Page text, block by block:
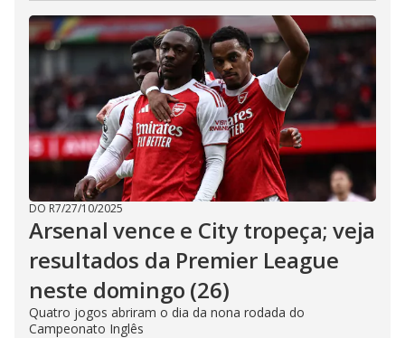
DO R7/27/10/2025
Arsenal vence e City tropeça; veja
resultados da Premier League
neste domingo (26)
Quatro jogos abriram o dia da nona rodada do
Campeonato Inglês